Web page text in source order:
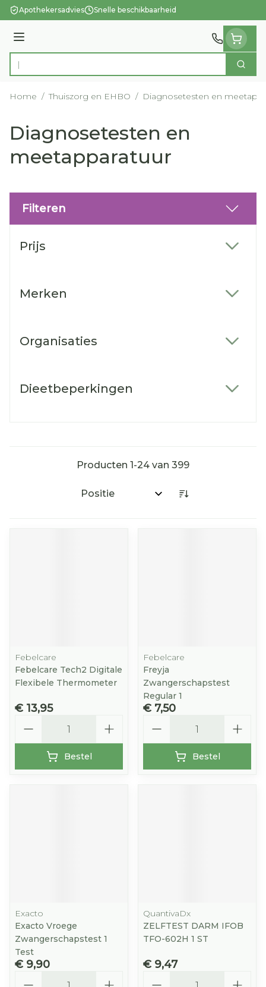
Ga naar de inhoud
Apothekersadvies Snelle beschikbaarheid
Menu
Product, merk, categorie... Zoek
Home / Thuiszorg en EHBO / Diagnosetesten en
Diagnosetesten en
meetapparatuur
Filteren
Prijs
Merken
Organisaties
Dieetbeperkingen
Producten 1-24 van 399
Sorteer op:
Febelcare
Febelcare Tech2 Digitale
Flexibele Thermometer
€ 13,95
Bestel
Febelcare
Freyja
Zwangerschapstest
Regular 1
€ 7,50
Bestel
Exacto
Exacto Vroege
Zwangerschapstest 1
Test
€ 9,90
QuantivaDx
ZELFTEST DARM IFOB
TFO-602H 1 ST
€ 9,47